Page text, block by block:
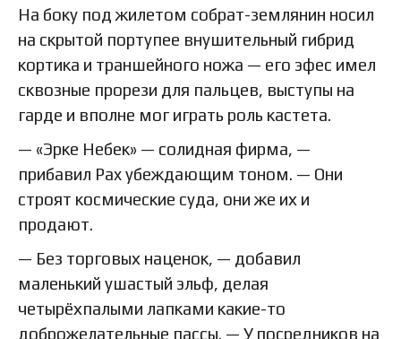
На боку под жилетом собрат-землянин носил
на скрытой портупее внушительный гибрид
кортика и траншейного ножа — его эфес имел
сквозные прорези для пальцев, выступы на
гарде и вполне мог играть роль кастета.
— «Эрке Небек» — солидная фирма, —
прибавил Pax убеждающим тоном. — Они
строят космические суда, они же их и
продают.
— Без торговых наценок, — добавил
маленький ушастый эльф, делая
четырёхпалыми лапками какие-то
доброжелательные пассы. — У посредников на